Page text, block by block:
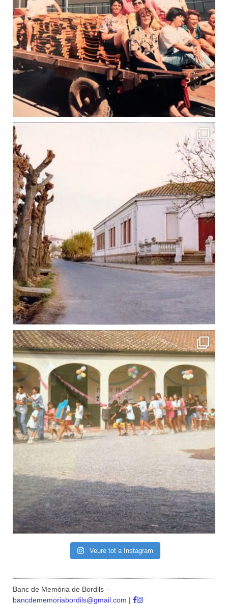
Veure tot a Instagram
Banc de Memòria de Bordils –
bancdememoriabordils@gmail.com |